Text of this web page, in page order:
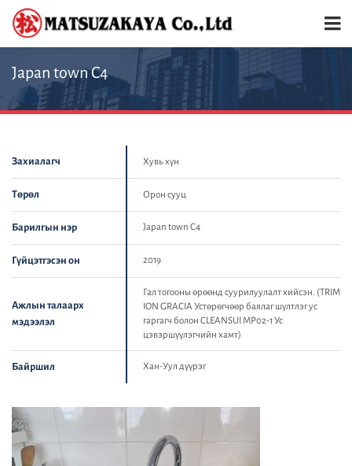
Japan town C4
Захиалагч Хувь хүн
Төрөл Орон сууц
Барилгын нэр Japan town C4
Гүйцэтгэсэн он 2019
Ажлын талаарх
мэдээлэл
Гал тогооны өрөөнд суурилуулалт хийсэн. (TRIM
ION GRACIA Устөрөгчөөр баялаг шүлтлэг ус
гаргагч болон CLEANSUI MP02-1 Ус
цэвэршүүлэгчийн хамт)
Байршил Хан-Уул дүүрэг